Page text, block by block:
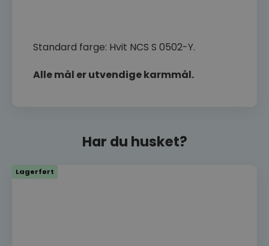
Standard farge: Hvit NCS S 0502-Y.
Alle mål er utvendige karmmål.
Har du husket?
Lagerført